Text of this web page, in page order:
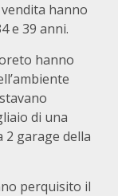
hanno
e 39 anni.
hanno
di una
2 garage della
perquisito il